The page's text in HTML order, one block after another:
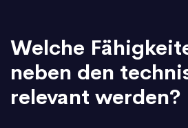
Welche
neben den
relevant werden?